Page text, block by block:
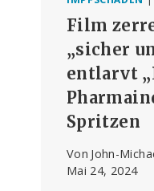
Film
„sicher
entlarvt
Spritzen
Von John-
Mai 24, 2024